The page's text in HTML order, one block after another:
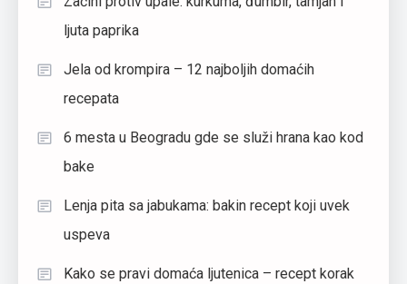
ljuta paprika
Jela od krompira – 12 najboljih domaćih
recepata
6 mesta u Beogradu gde se služi hrana kao kod
bake
Lenja pita sa jabukama: bakin recept koji uvek
uspeva
Kako se pravi domaća ljutenica – recept korak